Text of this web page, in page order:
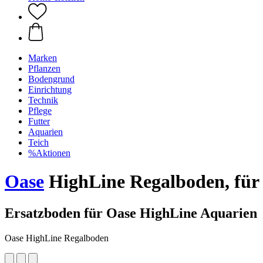
Marken
Pflanzen
Bodengrund
Einrichtung
Technik
Pflege
Futter
Aquarien
Teich
%Aktionen
Oase HighLine Regalboden, für
Ersatzboden für Oase HighLine Aquarien
Oase HighLine Regalboden